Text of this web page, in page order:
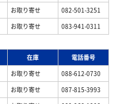
お取り寄せ
082-501-3251
お取り寄せ 083-941-0311
在庫
電話番号
お取り寄せ
088-612-0730
お取り寄せ
087-815-3993